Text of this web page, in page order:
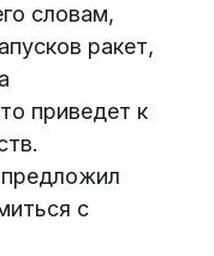
словам,
ракет,
приведет к
с